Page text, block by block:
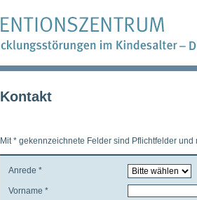
Kontakt
Mit* gekennzeichnete Felder sind Pflichtfelder
Anrede *
Vorname *